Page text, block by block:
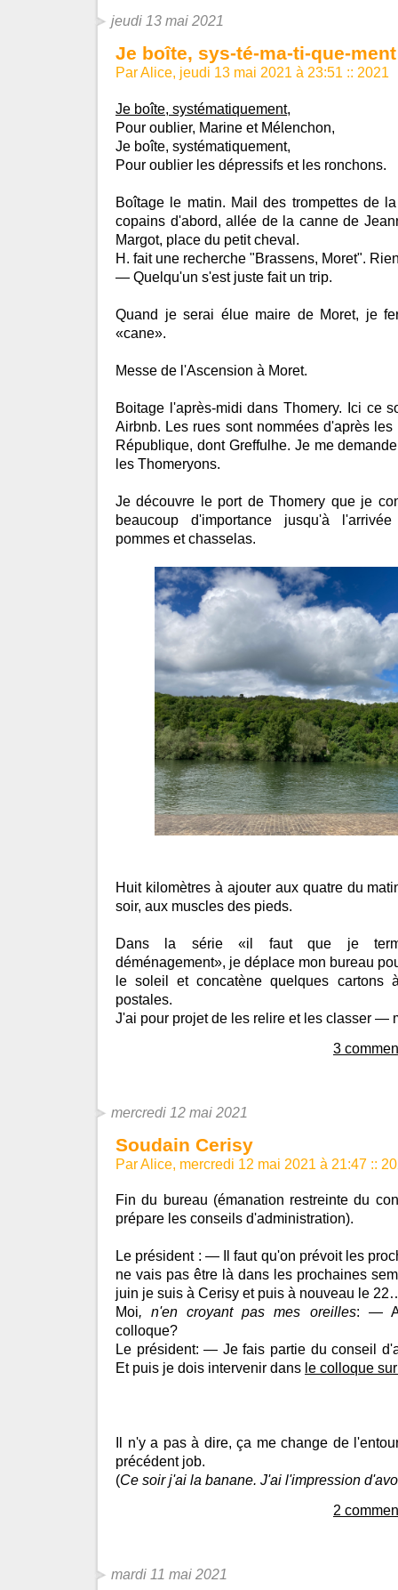
jeudi 13 mai 2021
Je boîte, sys-té-ma-ti-que-ment
Par Alice, jeudi 13 mai 2021 à 23:51 :: 2021
Je boîte, systématiquement,
Pour oublier, Marine et Mélenchon,
Je boîte, systématiquement,
Pour oublier les dépressifs et les ronchons.
Boîtage le matin. Mail des trompettes de
copains d'abord, allée de la canne de
Margot, place du petit cheval.
H. fait une recherche "Brassens, Moret".
— Quelqu'un s'est juste fait un trip.
Quand je serai élue maire de Moret, je
«cane».
Messe de l'Ascension à Moret.
Boitage l'après-midi dans Thomery. Ici ce
Airbnb. Les rues sont nommées d'après
République, dont Greffulhe. Je me
les Thomeryons.
Je découvre le port de Thomery que je
beaucoup d'importance jusqu'à
pommes et chasselas.
Huit kilomètres à ajouter aux quatre du
soir, aux muscles des pieds.
Dans la série «il faut que je
déménagement», je déplace mon bureau
le soleil et concatène quelques cartons
postales.
J'ai pour projet de les relire et les classer —
3
mercredi 12 mai 2021
Soudain Cerisy
Par Alice, mercredi 12 mai 2021 à 21:47 ::
Fin du bureau (émanation restreinte du
prépare les conseils d'administration).
Le président : — Il faut qu'on prévoit les
ne vais pas être là dans les prochaines
juin je suis à Cerisy et puis à nouveau le
Moi, n'en croyant pas mes oreilles: —
colloque?
Le président: — Je fais partie du conseil
Et puis je dois intervenir dans le colloque
Il n'y a pas à dire, ça me change de
précédent job.
(Ce soir j'ai la banane. J'ai l'impression
2
mardi 11 mai 2021